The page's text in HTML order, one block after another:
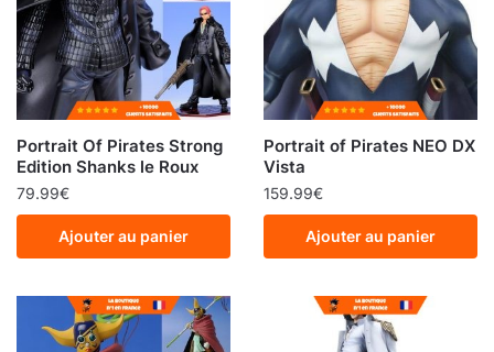
Portrait Of Pirates Strong
Edition Shanks le Roux
79.99€
Ajouter au panier
Portrait of Pirates NEO DX
Vista
159.99€
Ajouter au panier